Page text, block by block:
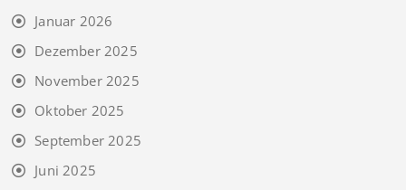
Januar 2026
Dezember 2025
November 2025
Oktober 2025
September 2025
Juni 2025